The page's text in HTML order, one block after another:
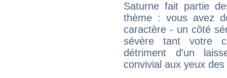
Saturne fait partie
thème : vous avez
caractère - un côté
sévère tant votre
détriment d'un
convivial aux yeux